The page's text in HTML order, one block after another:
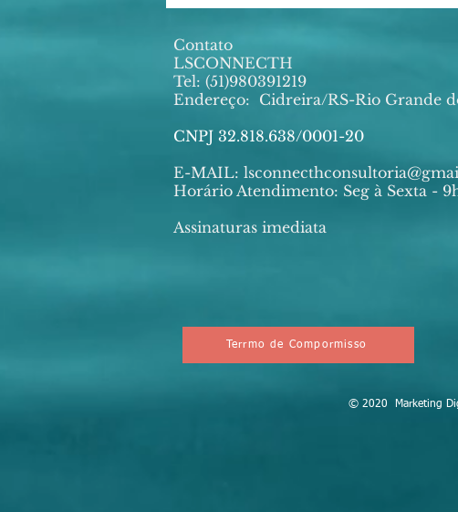
Contato
LSCONNECTH
Tel: (51)980391219
Endereço: Cidreira/RS-Rio Grande
CNPJ 32.818.638/0001-20
E-MAIL:
Horário Atendimento: Seg à Sexta -
Assinaturas imediata
Terrmo de Compormisso
© 2020 Marketing